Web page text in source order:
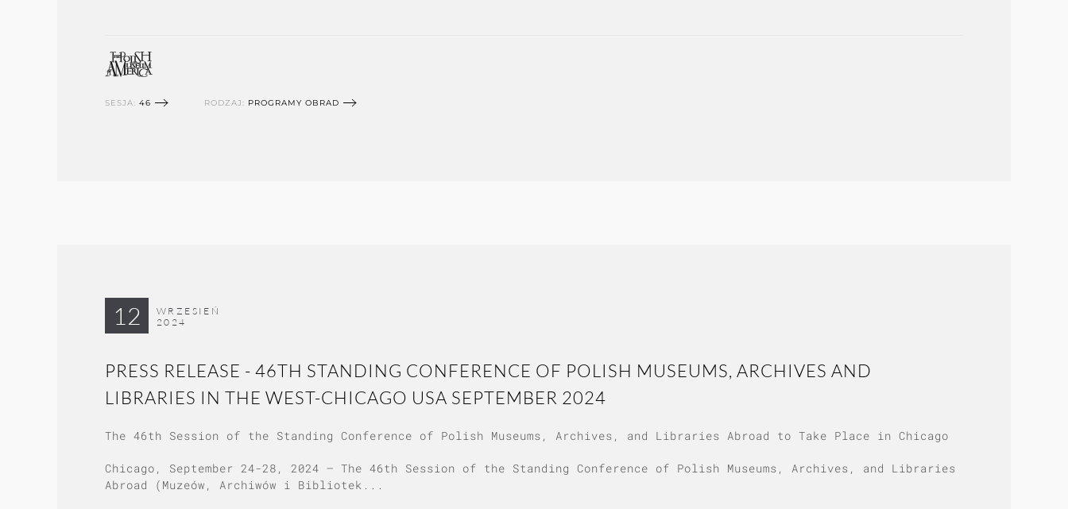
SESJA: 46 RODZAJ: PROGRAMY OBRAD
12
WRZESIEŃ
2024
PRESS RELEASE - 46TH STANDING CONFERENCE OF POLISH MUSEUMS, ARCHIVES AND
LIBRARIES IN THE WEST-CHICAGO USA SEPTEMBER 2024
The 46th Session of the Standing Conference of Polish Museums, Archives, and Libraries Abroad to Take Place in Chicago
Chicago, September 24-28, 2024 – The 46th Session of the Standing Conference of Polish Museums, Archives, and Libraries
Abroad (Muzeów, Archiwów i Bibliotek...